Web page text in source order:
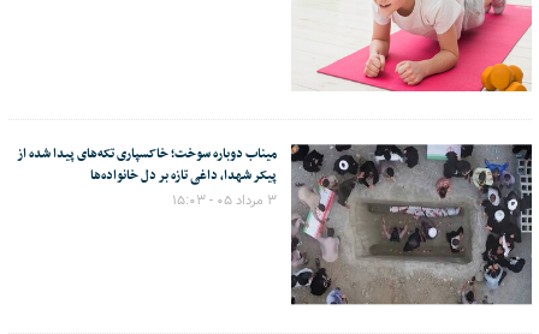
میناب دوباره سوخت؛ خاکسپاری تکه‌های پیدا شده از
پیکر شهدا، داغی تازه بر دل خانواده‌ها
۳ مرداد ۰۵ - ۱۵:۰۳